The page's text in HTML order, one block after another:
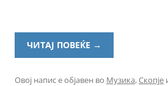
ЧИТАЈ ПОВЕЌЕ →
Овој напис е објавен во Музика,Скопје